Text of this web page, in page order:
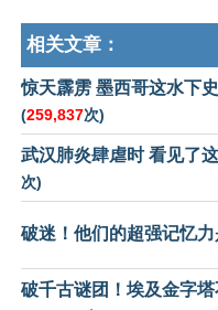
相关文章：
惊天霹雳 墨西哥这水下
(259,837次)
武汉肺炎肆虐时 看见了
次)
破迷！他们的超强记忆
破千古谜团！埃及金字